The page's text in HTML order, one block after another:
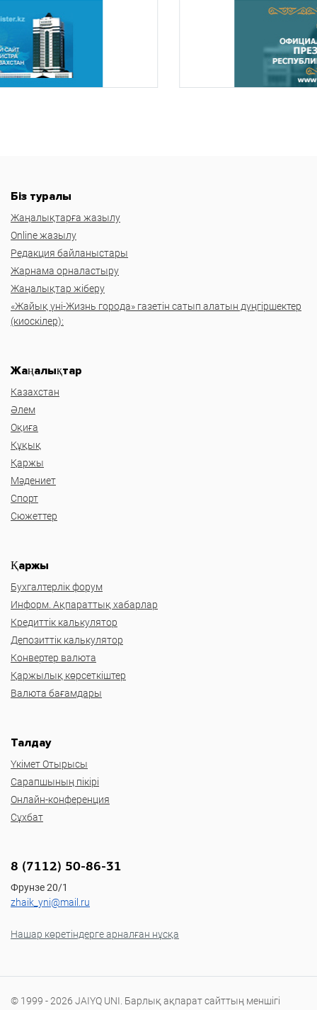
Біз туралы
Жаңалықтарға жазылу
Online жазылу
Редакция байланыстары
Жарнама орналастыру
Жаңалықтар жіберу
«Жайық үні-Жизнь города» газетін сатып алатын дүңгіршектер
(киоскілер):
Жаңалықтар
Казахстан
Әлем
Оқиға
Құқық
Қаржы
Мәдениет
Спорт
Сюжеттер
Қаржы
Бухгалтерлік форум
Информ. Ақпараттық хабарлар
Кредиттік калькулятор
Депозиттік калькулятор
Конвертер валюта
Қаржылық көрсеткіштер
Валюта бағамдары
Талдау
Үкімет Отырысы
Сарапшының пікірі
Онлайн-конференция
Сұхбат
8 (7112) 50-86-31
Фрунзе 20/1
zhaik_yni@mail.ru
Нашар көретіндерге арналған нұсқа
© 1999 - 2026 JAIYQ UNI. Барлық ақпарат сайттың меншігі